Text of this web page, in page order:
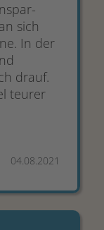
sich
In der
drauf.
teurer
04.08.2021